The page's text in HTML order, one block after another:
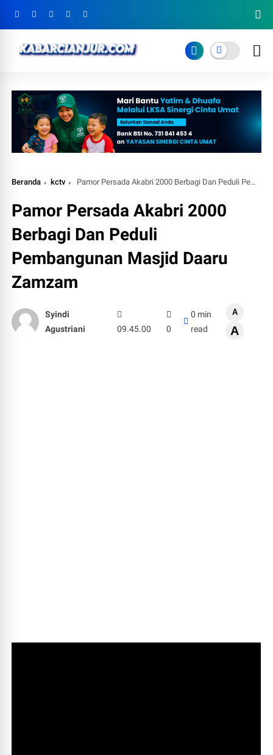
Beranda kctv Pamor Persada Akabri 2000 Berbagi Dan Peduli Pembangunan Masjid Daaru Zamzam
Pamor Persada Akabri 2000
Berbagi Dan Peduli
Pembangunan Masjid Daaru
Zamzam
Syindi
Agustriani
09.45.00 0
0 min
read
A
A